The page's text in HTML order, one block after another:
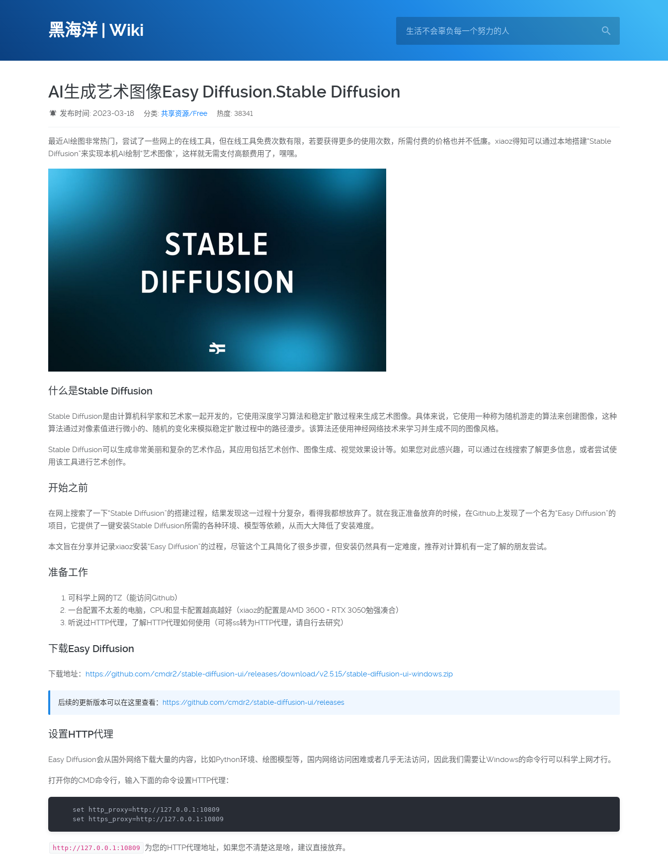
黑海洋 | Wiki
AI生成艺术图像Easy Diffusion.Stable Diffusion
发布时间: 2023-03-18 分类:共享资源/Free 热度: 38341
最近AI绘图非常热门，尝试了一些网上的在线工具，但在线工具免费次数有限，若要获得更多的使用次数，所需付费的价格也并不低廉。xiaoz得知可以通过本地搭建“Stable
Diffusion”来实现本机AI绘制“艺术图像”，这样就无需支付高额费用了，嘿嘿。
什么是Stable Diffusion
Stable Diffusion是由计算机科学家和艺术家一起开发的，它使用深度学习算法和稳定扩散过程来生成艺术图像。具体来说，它使用一种称为随机游走的算法来创建图像，这种
算法通过对像素值进行微小的、随机的变化来模拟稳定扩散过程中的路径漫步。该算法还使用神经网络技术来学习并生成不同的图像风格。
Stable Diffusion可以生成非常美丽和复杂的艺术作品，其应用包括艺术创作、图像生成、视觉效果设计等。如果您对此感兴趣，可以通过在线搜索了解更多信息，或者尝试使
用该工具进行艺术创作。
开始之前
在网上搜索了一下“Stable Diffusion”的搭建过程，结果发现这一过程十分复杂，看得我都想放弃了。就在我正准备放弃的时候，在Github上发现了一个名为“Easy Diffusion”的
项目，它提供了一键安装Stable Diffusion所需的各种环境、模型等依赖，从而大大降低了安装难度。
本文旨在分享并记录xiaoz安装“Easy Diffusion”的过程，尽管这个工具简化了很多步骤，但安装仍然具有一定难度，推荐对计算机有一定了解的朋友尝试。
准备工作
可科学上网的TZ（能访问Github）
一台配置不太差的电脑，CPU和显卡配置越高越好（xiaoz的配置是AMD 3600 + RTX 3050勉强凑合）
听说过HTTP代理，了解HTTP代理如何使用（可将ss转为HTTP代理，请自行去研究）
下载Easy Diffusion
下载地址： https://github.com/cmdr2/stable-diffusion-ui/releases/download/v2.5.15/stable-diffusion-ui-windows.zip
后续的更新版本可以在这里查看： https://github.com/cmdr2/stable-diffusion-ui/releases
设置HTTP代理
Easy Diffusion会从国外网络下载大量的内容，比如Python环境、绘图模型等，国内网络访问困难或者几乎无法访问，因此我们需要让Windows的命令行可以科学上网才行。
打开你的CMD命令行，输入下面的命令设置HTTP代理：
set http_proxy=http: //127.0.0.1:10809
set https_proxy=http: //127.0.0.1:10809
http://127.0.0.1:10809 为您的HTTP代理地址，如果您不清楚这是啥，建议直接放弃。